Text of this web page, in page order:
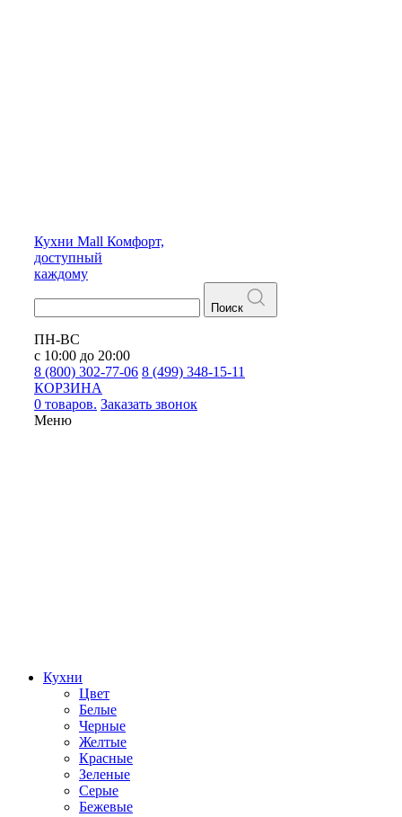
Кухни Mall Комфорт,
доступный
каждому
Поиск
ПН-ВС
с 10:00 до 20:00
8 (800) 302-77-06 8 (499) 348-15-11
КОРЗИНА
0 товаров. Заказать звонок
Меню
Кухни
Цвет
Белые
Черные
Желтые
Красные
Зеленые
Серые
Бежевые